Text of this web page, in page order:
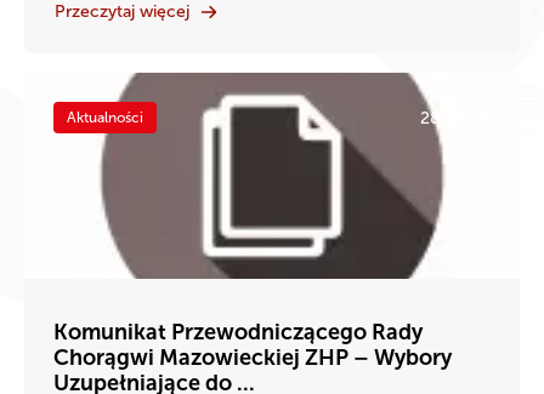
Przeczytaj więcej
Aktualności 28.02.25
Komunikat Przewodniczącego Rady
Chorągwi Mazowieckiej ZHP – Wybory
Uzupełniające do ...